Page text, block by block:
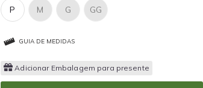
P M G GG
GUIA DE MEDIDAS
Adicionar Embalagem para presente